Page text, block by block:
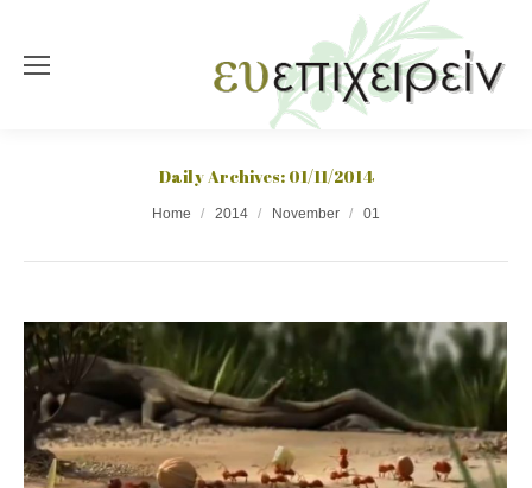
Daily Archives: 01/11/2014
Home 2014 November 01